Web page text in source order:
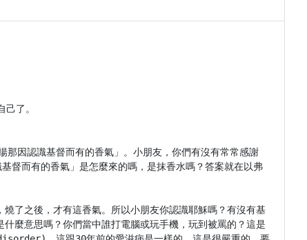
了。
因認識基督而有的香氣」。小朋友，你們有沒有常常感謝
而有的香氣」是怎麼來的嗎，是抹香水嗎？答案就在以弗
了之後，才有這香氣。所以小朋友你認識耶穌嗎？有沒有基
麼意思嗎？你們當中誰打電腦或玩手機，玩到被罵的？這是